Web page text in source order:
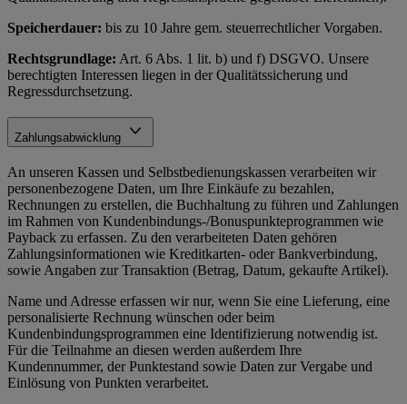
Speicherdauer: bis zu 10 Jahre gem. steuerrechtlicher Vorgaben.
Rechtsgrundlage: Art. 6 Abs. 1 lit. b) und f) DSGVO. Unsere
berechtigten Interessen liegen in der Qualitätssicherung und
Regressdurchsetzung.
Zahlungsabwicklung
An unseren Kassen und Selbstbedienungskassen verarbeiten wir
personenbezogene Daten, um Ihre Einkäufe zu bezahlen,
Rechnungen zu erstellen, die Buchhaltung zu führen und Zahlungen
im Rahmen von Kundenbindungs-/Bonuspunkteprogrammen wie
Payback zu erfassen. Zu den verarbeiteten Daten gehören
Zahlungsinformationen wie Kreditkarten- oder Bankverbindung,
sowie Angaben zur Transaktion (Betrag, Datum, gekaufte Artikel).
Name und Adresse erfassen wir nur, wenn Sie eine Lieferung, eine
personalisierte Rechnung wünschen oder beim
Kundenbindungsprogrammen eine Identifizierung notwendig ist.
Für die Teilnahme an diesen werden außerdem Ihre
Kundennummer, der Punktestand sowie Daten zur Vergabe und
Einlösung von Punkten verarbeitet.